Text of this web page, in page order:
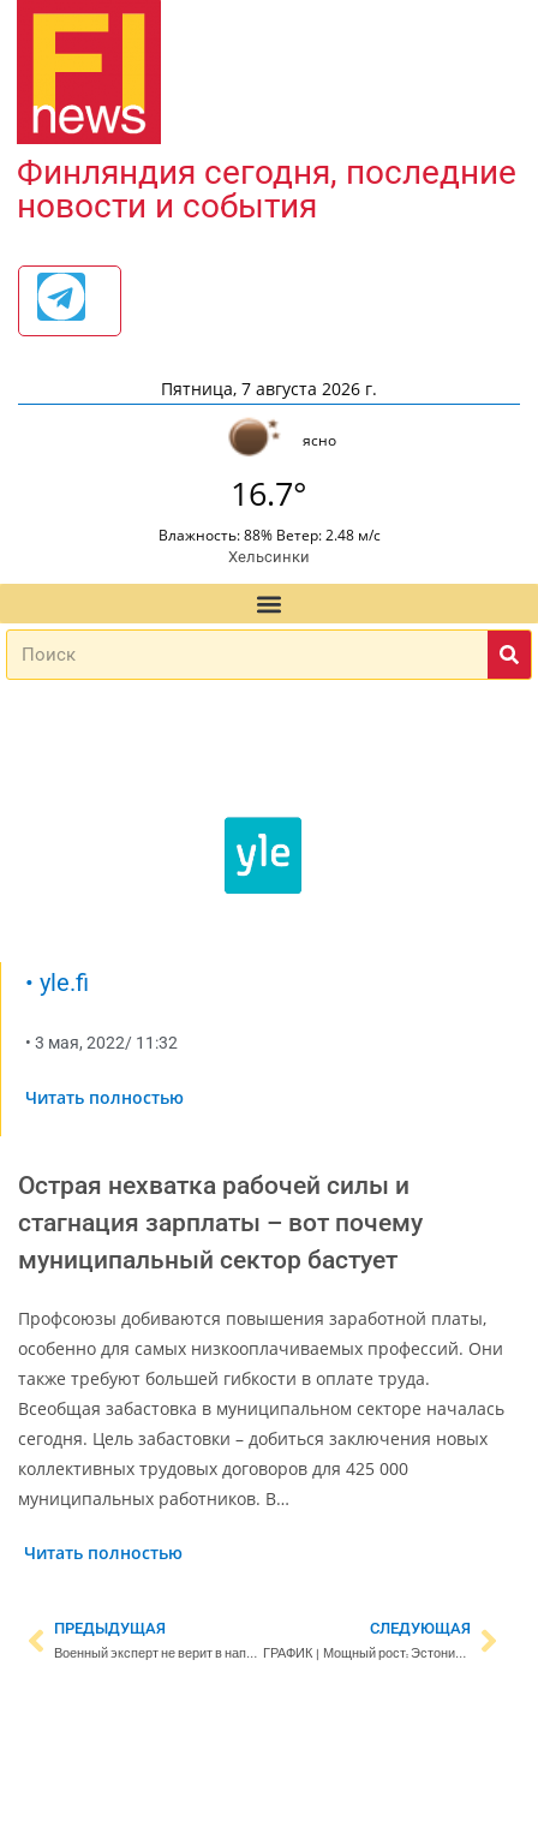
Финляндия сегодня, последние
новости и события
Пятница, 7 августа 2026 г.
ясно
16.7°
Влажность: 88% Ветер: 2.48 м/с
Хельсинки
• yle.fi
• 3 мая, 2022/ 11:32
Читать полностью
Острая нехватка рабочей силы и
стагнация зарплаты – вот почему
муниципальный сектор бастует
Профсоюзы добиваются повышения заработной платы,
особенно для самых низкооплачиваемых профессий. Они
также требуют большей гибкости в оплате труда.
Всеобщая забастовка в муниципальном секторе началась
сегодня. Цель забастовки – добиться заключения новых
коллективных трудовых договоров для 425 000
муниципальных работников. В…
Читать полностью
ПРЕДЫДУЩАЯ
Военный эксперт не верит в нападение России на Молдову – «Основное внимание сосредоточено на востоке Украины»
СЛЕДУЮЩАЯ
ГРАФИК | Мощный рост: Эстония поднялась на высокое место в рейтинге свободы прессы